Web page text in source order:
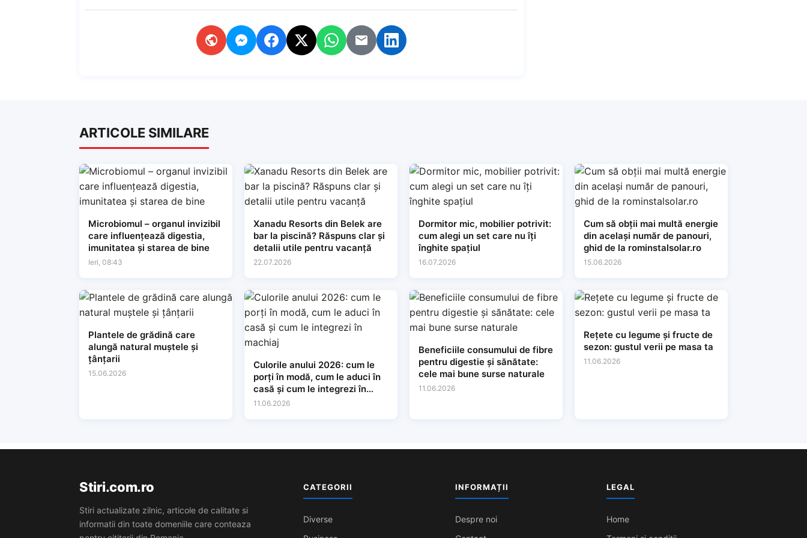
ARTICOLE SIMILARE
Microbiomul – organul invizibil
care influențează digestia,
imunitatea și starea de bine
Ieri, 08:43
Xanadu Resorts din Belek are
bar la piscină? Răspuns clar și
detalii utile pentru vacanță
22.07.2026
Dormitor mic, mobilier potrivit:
cum alegi un set care nu îți
înghite spațiul
16.07.2026
Cum să obții mai multă energie
din același număr de panouri,
ghid de la rominstalsolar.ro
15.06.2026
Plantele de grădină care
alungă natural muștele și
țânțarii
15.06.2026
Culorile anului 2026: cum le
porți în modă, cum le aduci în
casă și cum le integrezi în
machiaj
11.06.2026
Beneficiile consumului de fibre
pentru digestie și sănătate:
cele mai bune surse naturale
11.06.2026
Rețete cu legume și fructe de
sezon: gustul verii pe masa ta
11.06.2026
Stiri.com.ro
Stiri actualizate zilnic, articole de calitate si
informatii din toate domeniile care conteaza
CATEGORII
Diverse
INFORMAȚII
Despre noi
LEGAL
Home